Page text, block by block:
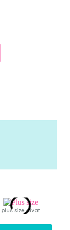
plus size divat